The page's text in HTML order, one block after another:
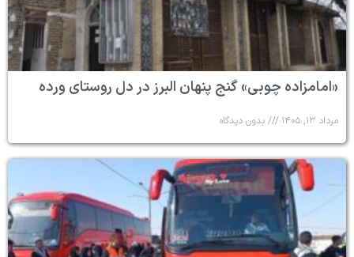
«امامزاده چوبی» گنج پنهان البرز در دل روستای ورده
مرداد ۱۳, ۱۴۰۵ بدون دیدگاه